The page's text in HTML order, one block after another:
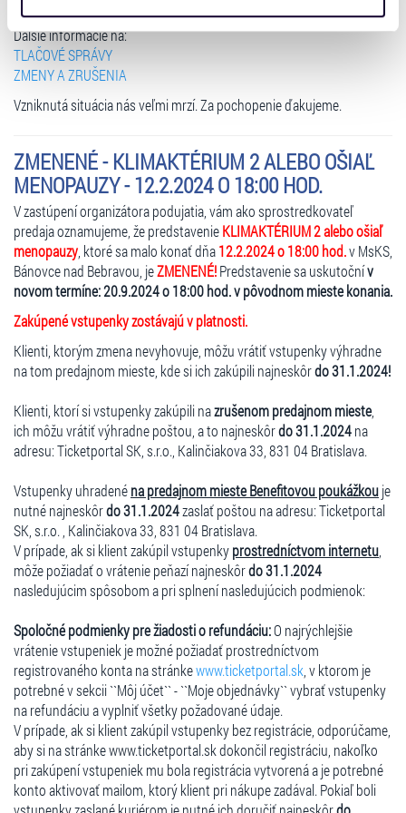
získali v důsledku toho, že používáte jejich služby. Jaké
typy cookies používáme, naleznete níže. Možnosti
zpracování upravíte zaškrtnutím příslušné varianty. Svoji
volbu můžete kdykoliv změnit v zápatí stránky v záložce
„Cookies a jejich nastavení“.
Ďalšie informácie na:
TLAČOVÉ SPRÁVY
ZMENY A ZRUŠENIA
Vzniknutá situácia nás veľmi mrzí. Za pochopenie ďakujeme.
ZMENENÉ - KLIMAKTÉRIUM 2 ALEBO OŠIAĽ
MENOPAUZY - 12.2.2024 O 18:00 HOD.
V zastúpení organizátora podujatia, vám ako sprostredkovateľ
predaja oznamujeme, že predstavenieKLIMAKTÉRIUM 2 alebo ošiaľ
menopauzy , ktoré sa malo konať dňa12.2.2024 o 18:00 hod.v MsKS,
Bánovce nad Bebravou, jeZMENENÉ!Predstavenie sa uskutočnív
novom termíne: 20.9.2024 o 18:00 hod. v pôvodnom mieste konania.
Zakúpené vstupenky zostávajú v platnosti.
Klienti, ktorým zmena nevyhovuje, môžu vrátiť vstupenky výhradne
na tom predajnom mieste, kde si ich zakúpili najneskôrdo 31.1.2024!
Klienti, ktorí si vstupenky zakúpili nazrušenom predajnom mieste,
ich môžu vrátiť výhradne poštou, a to najneskôrdo 31.1.2024na
adresu: Ticketportal SK, s.r.o., Kalinčiakova 33, 831 04 Bratislava.
Vstupenky uhradenéna predajnom mieste Benefitovou poukážkouje
nutné najneskôrdo 31.1.2024zaslať poštou na adresu: Ticketportal
SK, s.r.o. , Kalinčiakova 33, 831 04 Bratislava.
V prípade, ak si klient zakúpil vstupenkyprostredníctvom internetu
môže požiadať o vrátenie peňazí najneskôrdo 31.1.2024
nasledujúcim spôsobom a pri splnení nasledujúcich podmienok:
Spoločné podmienky pre žiadosti o refundáciu:O najrýchlejšie
vrátenie vstupeniek je možné požiadať prostredníctvom
registrovaného konta na stránkewww.ticketportal.sk , v ktorom je
potrebné v sekcii ``Môj účet`` - ``Moje objednávky`` vybrať vstupenky
na refundáciu a vyplniť všetky požadované údaje.
V prípade, ak si klient zakúpil vstupenky bez registrácie, odporúčame,
aby si na stránke www.ticketportal.sk dokončil registráciu, nakoľko
pri zakúpení vstupeniek mu bola registrácia vytvorená a je potrebné
konto aktivovať mailom, ktorý klient pri nákupe zadával. Pokiaľ boli